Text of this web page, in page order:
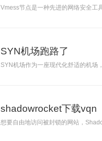
Vmess节点是一种先进的网络安全工
SYN机场跑路了
SYN机场作为一座现代化舒适的机场
shadowrocket下载vqn
想要自由地访问被封锁的网站，